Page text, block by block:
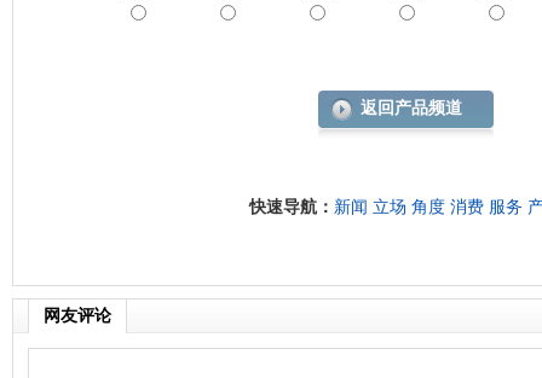
返回产品频道
快速导航： 新闻 立场 角度 消费 服务
网友评论